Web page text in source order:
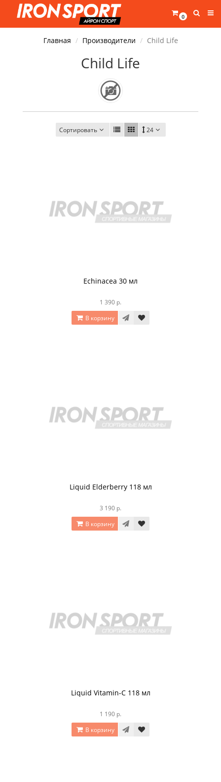
0
Главная Производители Child Life
Child Life
Сортировать 24
Echinacea 30 мл
1 390 р.
В корзину
Liquid Elderberry 118 мл
3 190 р.
В корзину
Liquid Vitamin-C 118 мл
1 190 р.
В корзину